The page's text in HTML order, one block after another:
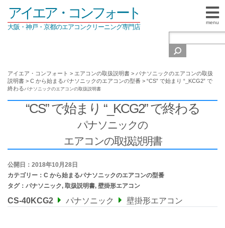
menu
アイエア・コンフォート
大阪・神戸・京都のエアコンクリーニング専門店
アイエア・コンフォート > エアコンの取扱説明書 > パナソニックのエアコンの取扱
説明書 > C から始まるパナソニックのエアコンの型番 > “CS” で始まり “_KCG2” で
終わるパナソニックのエアコンの取扱説明書
“CS” で始まり “_KCG2” で終わる
パナソニックの
エアコンの取扱説明書
公開日：2018年10月28日
カテゴリー： C から始まるパナソニックのエアコンの型番
タグ： パナソニック, 取扱説明書, 壁掛形エアコン
CS-40KCG2 パナソニック 壁掛形エアコン